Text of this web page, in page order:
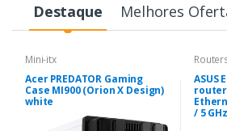
Destaque Melhores
Mini-itx
Acer PREDATOR Gaming
Case MI900 (Orion X Design)
white
ASUS
/ 5